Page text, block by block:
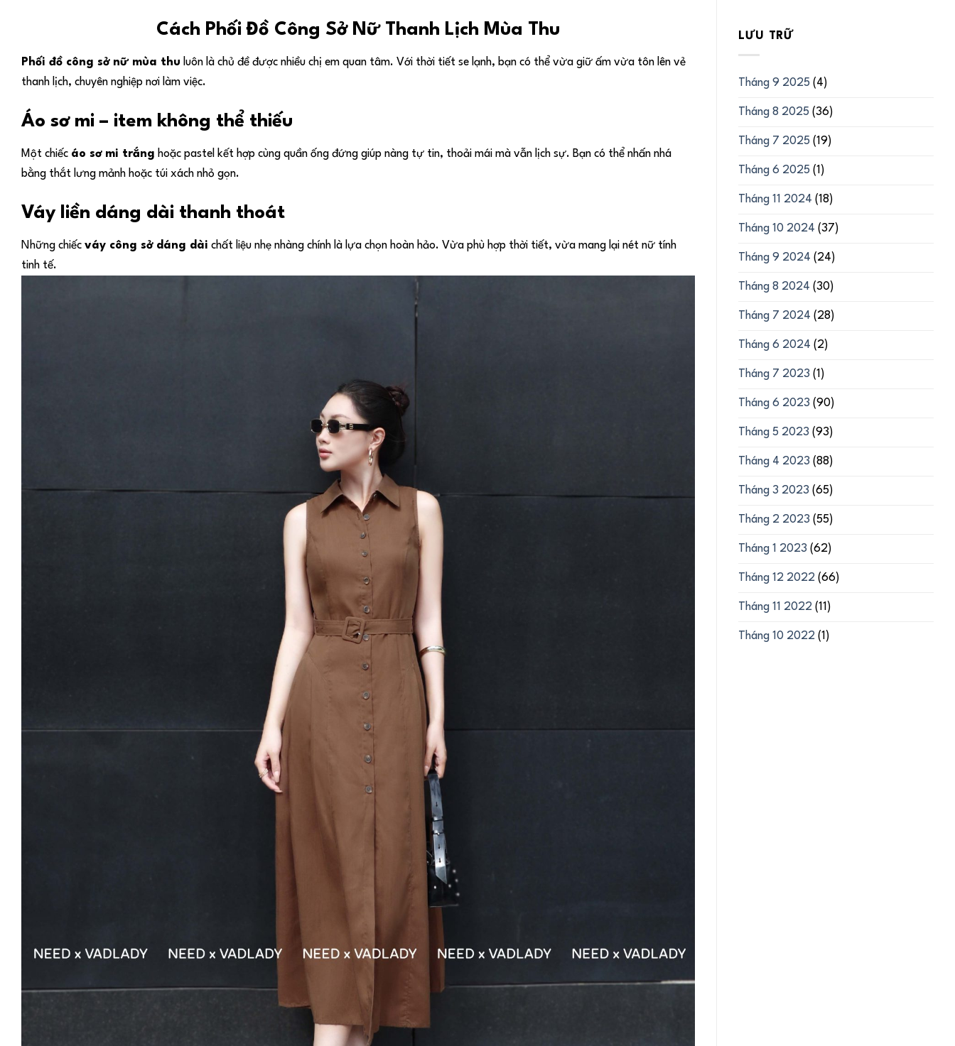
Cách Phối Đồ Công Sở Nữ Thanh Lịch Mùa Thu
Phối đồ công sở nữ mùa thu luôn là chủ đề được nhiều chị em quan tâm. Với thời tiết se lạnh, bạn có thể vừa giữ ấm vừa tôn lên vẻ
thanh lịch, chuyên nghiệp nơi làm việc.
Áo sơ mi – item không thể thiếu
Một chiếc áo sơ mi trắng hoặc pastel kết hợp cùng quần ống đứng giúp nàng tự tin, thoải mái mà vẫn lịch sự. Bạn có thể nhấn nhá
bằng thắt lưng mảnh hoặc túi xách nhỏ gọn.
Váy liền dáng dài thanh thoát
Những chiếc váy công sở dáng dài chất liệu nhẹ nhàng chính là lựa chọn hoàn hảo. Vừa phù hợp thời tiết, vừa mang lại nét nữ tính
tinh tế.
LƯU TRỮ
Tháng 9 2025 (4)
Tháng 8 2025 (36)
Tháng 7 2025 (19)
Tháng 6 2025 (1)
Tháng 11 2024 (18)
Tháng 10 2024 (37)
Tháng 9 2024 (24)
Tháng 8 2024 (30)
Tháng 7 2024 (28)
Tháng 6 2024 (2)
Tháng 7 2023 (1)
Tháng 6 2023 (90)
Tháng 5 2023 (93)
Tháng 4 2023 (88)
Tháng 3 2023 (65)
Tháng 2 2023 (55)
Tháng 1 2023 (62)
Tháng 12 2022 (66)
Tháng 11 2022 (11)
Tháng 10 2022 (1)